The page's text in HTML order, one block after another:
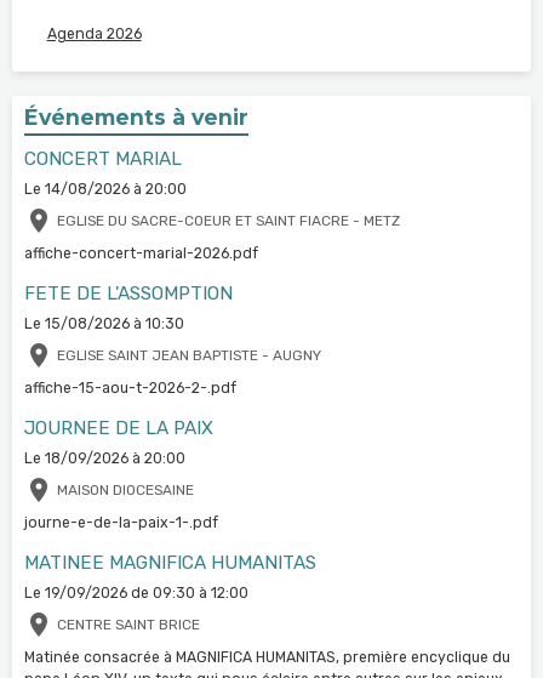
Agenda 2026
Événements à venir
CONCERT MARIAL
Le 14/08/2026 à 20:00
EGLISE DU SACRE-COEUR ET SAINT FIACRE - METZ
affiche-concert-marial-2026.pdf
FETE DE L'ASSOMPTION
Le 15/08/2026 à 10:30
EGLISE SAINT JEAN BAPTISTE - AUGNY
affiche-15-aou-t-2026-2-.pdf
JOURNEE DE LA PAIX
Le 18/09/2026 à 20:00
MAISON DIOCESAINE
journe-e-de-la-paix-1-.pdf
MATINEE MAGNIFICA HUMANITAS
Le 19/09/2026 de 09:30 à 12:00
CENTRE SAINT BRICE
Matinée consacrée à MAGNIFICA HUMANITAS, première encyclique du